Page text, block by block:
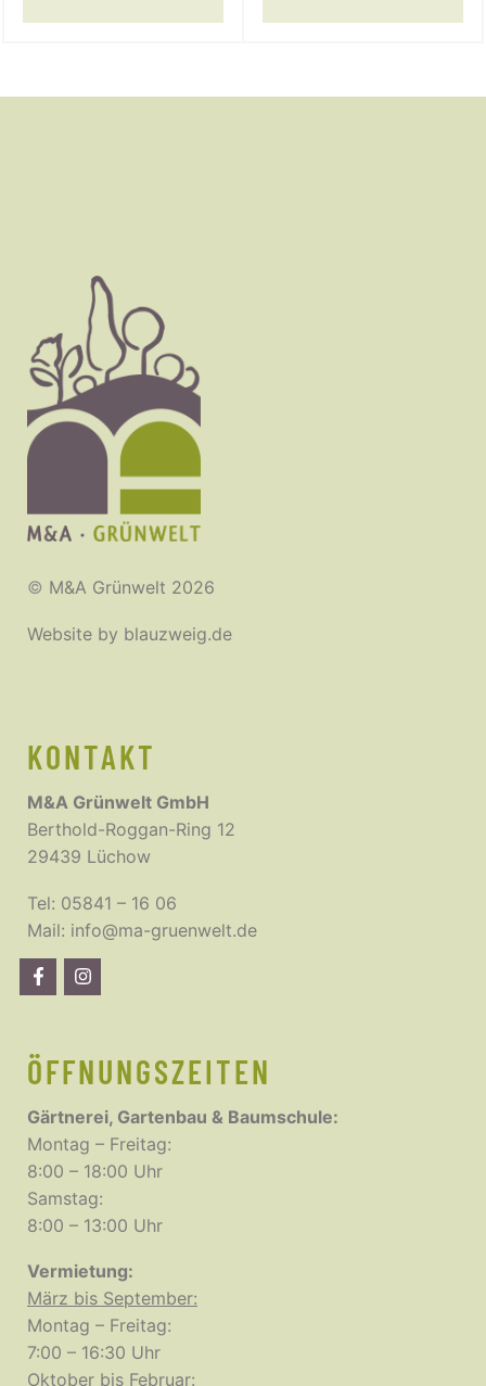
© M&A Grünwelt 2026
Website by blauzweig.de
KONTAKT
M&A Grünwelt GmbH
Berthold-Roggan-Ring 12
29439 Lüchow
Tel: 05841 – 16 06
Mail: info@ma-gruenwelt.de
ÖFFNUNGSZEITEN
Gärtnerei, Gartenbau & Baumschule:
Montag – Freitag:
8:00 – 18:00 Uhr
Samstag:
8:00 – 13:00 Uhr
Vermietung:
März bis September:
Montag – Freitag:
7:00 – 16:30 Uhr
Oktober bis Februar: